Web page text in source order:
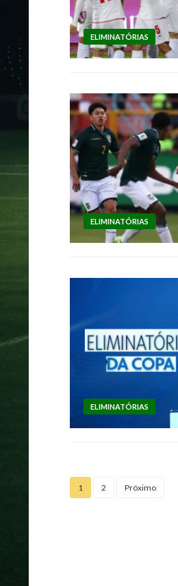
ELIMINATÓRIAS
ELIMINATÓRIAS
ELIMINATÓRIAS
1 2 Próximo